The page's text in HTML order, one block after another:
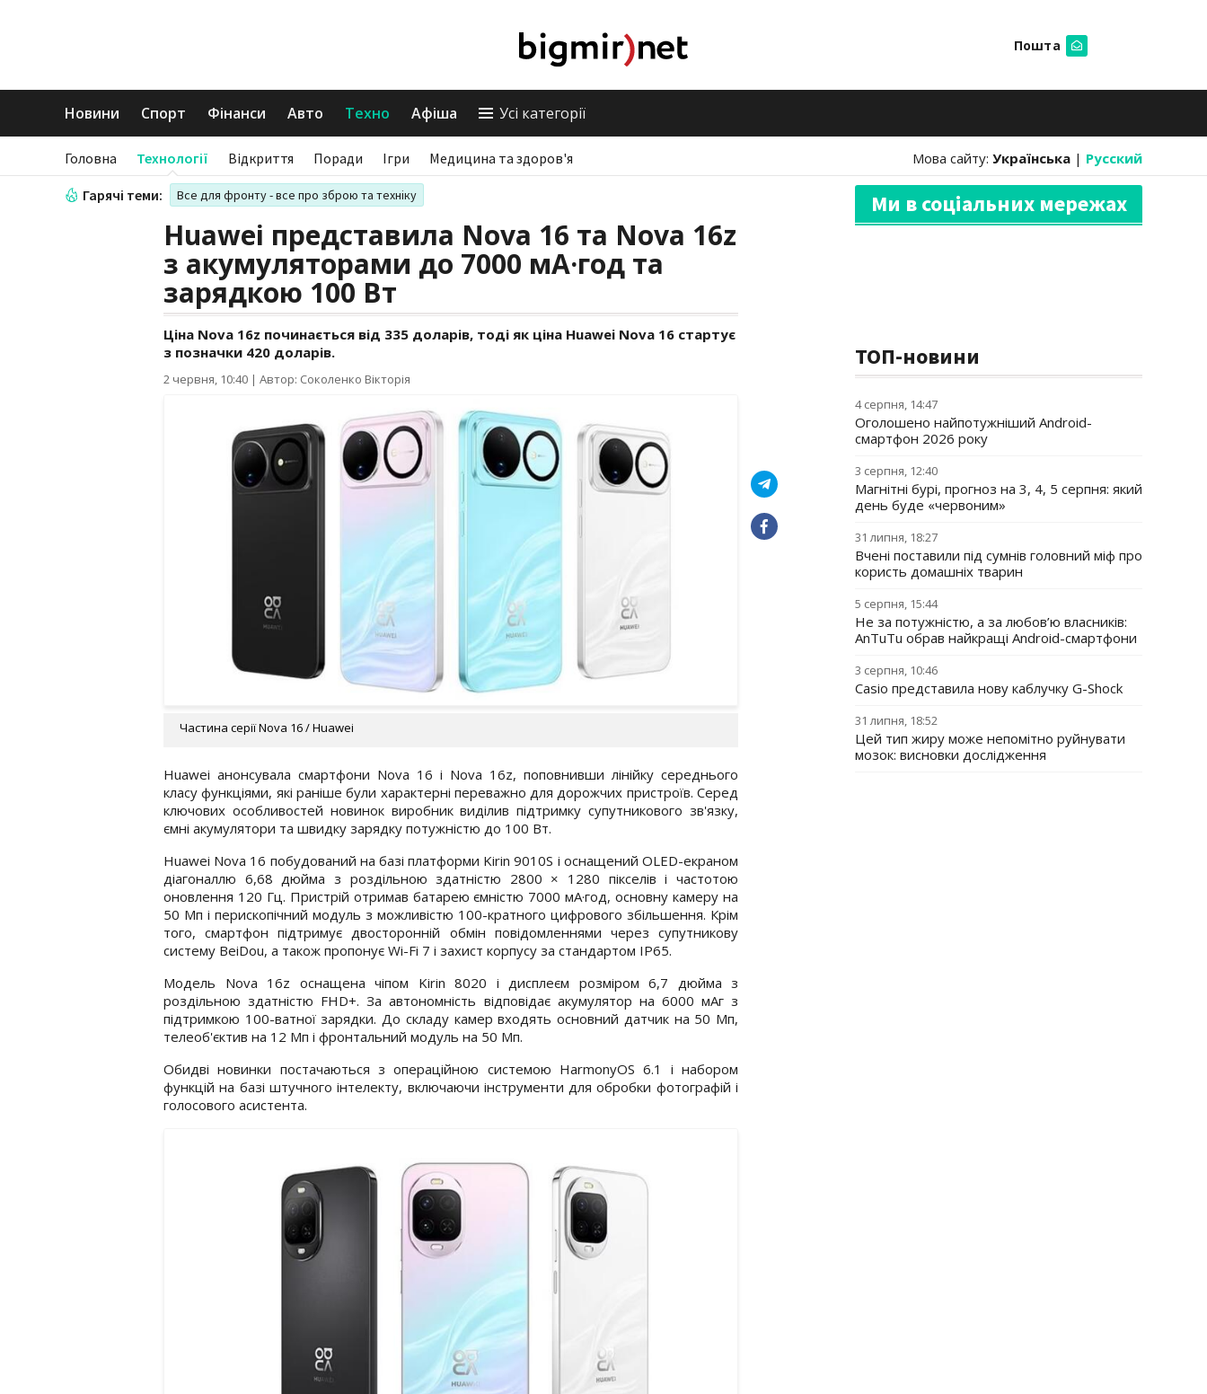
Пошта
Новини Спорт Фінанси Авто Техно Афіша Усі категорії
Головна Технології Відкриття Поради Ігри Медицина та здоров'я Мова сайту: Українська | Русский
Гарячі теми: Все для фронту - все про зброю та техніку
Huawei представила Nova 16 та Nova 16z
з акумуляторами до 7000 мА·год та
зарядкою 100 Вт
Ціна Nova 16z починається від 335 доларів, тоді як ціна Huawei Nova 16 стартує
з позначки 420 доларів.
2 червня, 10:40 | Автор: Соколенко Вікторія
Частина серії Nova 16 / Huawei
Huawei анонсувала смартфони Nova 16 і Nova 16z, поповнивши лінійку середнього
класу функціями, які раніше були характерні переважно для дорожчих пристроїв. Серед
ключових особливостей новинок виробник виділив підтримку супутникового зв'язку,
ємні акумулятори та швидку зарядку потужністю до 100 Вт.
Huawei Nova 16 побудований на базі платформи Kirin 9010S і оснащений OLED-екраном
діагоналлю 6,68 дюйма з роздільною здатністю 2800 × 1280 пікселів і частотою
оновлення 120 Гц. Пристрій отримав батарею ємністю 7000 мА·год, основну камеру на
50 Мп і перископічний модуль з можливістю 100-кратного цифрового збільшення. Крім
того, смартфон підтримує двосторонній обмін повідомленнями через супутникову
систему BeiDou, а також пропонує Wi-Fi 7 і захист корпусу за стандартом IP65.
Модель Nova 16z оснащена чіпом Kirin 8020 і дисплеєм розміром 6,7 дюйма з
роздільною здатністю FHD+. За автономність відповідає акумулятор на 6000 мАг з
підтримкою 100-ватної зарядки. До складу камер входять основний датчик на 50 Мп,
телеоб'єктив на 12 Мп і фронтальний модуль на 50 Мп.
Обидві новинки постачаються з операційною системою HarmonyOS 6.1 і набором
функцій на базі штучного інтелекту, включаючи інструменти для обробки фотографій і
голосового асистента.
Ми в соціальних мережах
ТОП-новини
4 серпня, 14:47
Оголошено найпотужніший Android-
смартфон 2026 року
3 серпня, 12:40
Магнітні бурі, прогноз на 3, 4, 5 серпня: який
день буде «червоним»
31 липня, 18:27
Вчені поставили під сумнів головний міф про
користь домашніх тварин
5 серпня, 15:44
Не за потужністю, а за любов’ю власників:
AnTuTu обрав найкращі Android-смартфони
3 серпня, 10:46
Casio представила нову каблучку G-Shock
31 липня, 18:52
Цей тип жиру може непомітно руйнувати
мозок: висновки дослідження